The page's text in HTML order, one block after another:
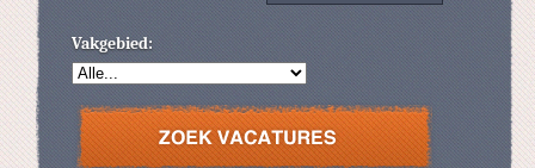
Vakgebied: